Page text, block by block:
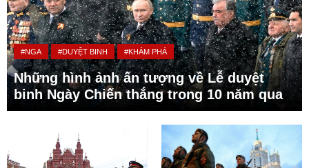
#NGA #DUYỆT BINH #KHÁM PHÁ
Những hình ảnh ấn tượng về Lễ duyệt
binh Ngày Chiến thắng trong 10 năm qua